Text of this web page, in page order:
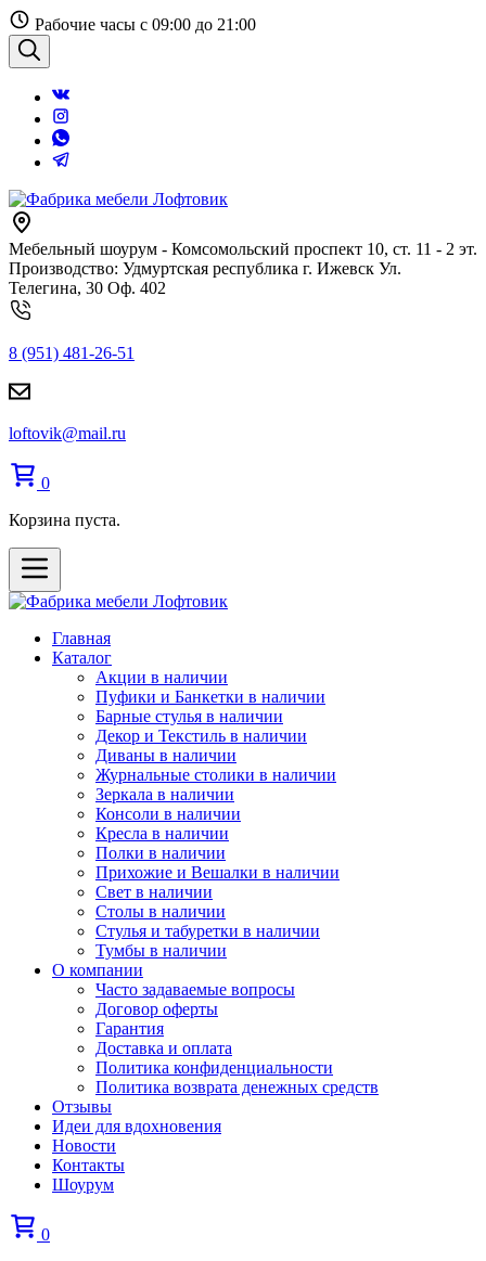
Перейти
к
содержанию
Рабочие часы с 09:00 до 21:00
Поиск
Мебельный шоурум - Комсомольский проспект 10, ст. 11 - 2 эт.
Производство: Удмуртская республика г. Ижевск Ул.
Телегина, 30 Оф. 402
8 (951) 481-26-51
loftovik@mail.ru
0
Корзина пуста.
Главная
Каталог
Акции в наличии
Пуфики и Банкетки в наличии
Барные стулья в наличии
Декор и Текстиль в наличии
Диваны в наличии
Журнальные столики в наличии
Зеркала в наличии
Консоли в наличии
Кресла в наличии
Полки в наличии
Прихожие и Вешалки в наличии
Свет в наличии
Столы в наличии
Стулья и табуретки в наличии
Тумбы в наличии
О компании
Часто задаваемые вопросы
Договор оферты
Гарантия
Доставка и оплата
Политика конфиденциальности
Политика возврата денежных средств
Отзывы
Идеи для вдохновения
Новости
Контакты
Шоурум
0